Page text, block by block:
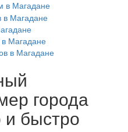
в Магадане
Магадане
Магадане
в Магадане
города
и быстро